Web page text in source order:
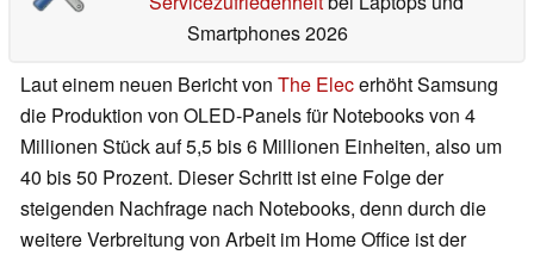
Smartphones 2026
Laut einem neuen Bericht von The Elecerhöht Samsung
die Produktion von OLED-Panels für Notebooks von 4
Millionen Stück auf 5,5 bis 6 Millionen Einheiten, also um
40 bis 50 Prozent. Dieser Schritt ist eine Folge der
steigenden Nachfrage nach Notebooks, denn durch die
weitere Verbreitung von Arbeit im Home Office ist der